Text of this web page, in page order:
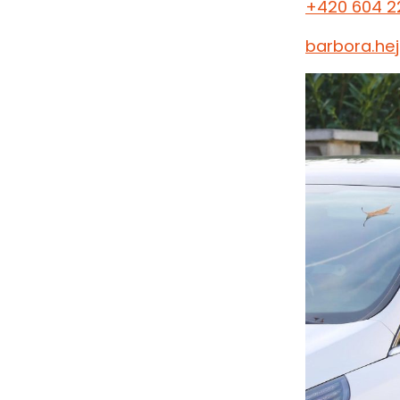
+420 604